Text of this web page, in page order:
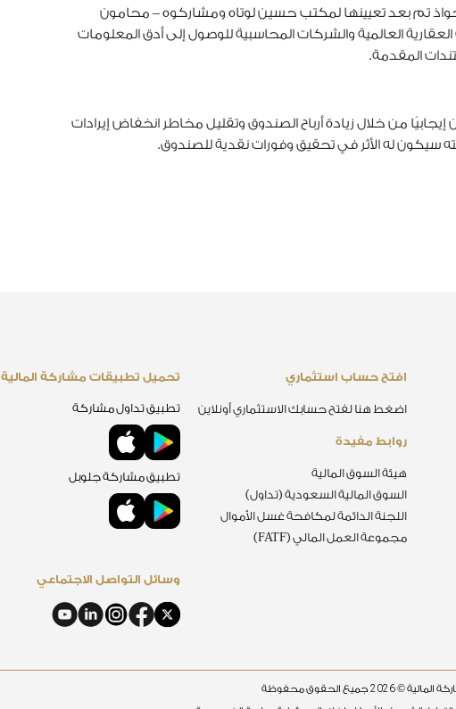
تم بعد تعيينها لمكتب حسين لوتاه ومشاركوه – محامون
العالمية والشركات المحاسبية للوصول إلى أدق المعلومات
المقدمة.
إيجابيًا من خلال زيادة أرباح الصندوق وتقليل مخاطر انخفاض إيرادات
سيكون له الأثر في تحقيق وفورات نقدية للصندوق.
افتح حساب استثماري
اضغط هنا لفتح حسابك الاستثماري أونلاين
روابط مفيدة
هيئة السوق المالية
السوق المالية السعودية (تداول)
اللجنة الدائمة لمكافحة غسل الأموال
مجموعة العمل المالي (FATF)
تحميل تطبيقات مشاركة المالية
تطبيق تداول مشاركة
تطبيق مشاركة جلوبل
وسائل التواصل الاجتماعي
المالية ©2026جميع الحقوق محفوظة